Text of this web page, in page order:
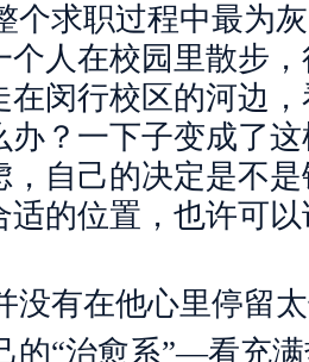
个求职过程中最为
个人在校园里散步
在闵行校区的河边
办？一下子变成了
，自己的决定是不
适的位置，也许可
没有在他心里停留
的“治愈系”—看充